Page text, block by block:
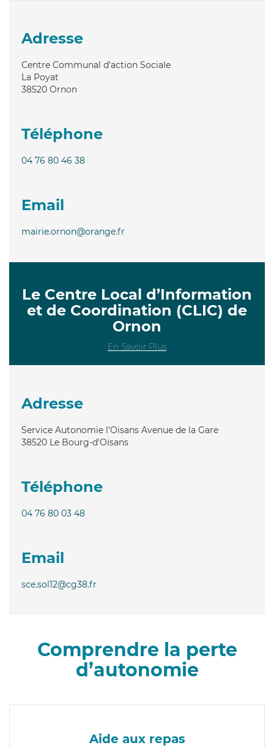
Adresse
Centre Communal d'action Sociale
La Poyat
38520 Ornon
Téléphone
04 76 80 46 38
Email
mairie.ornon@orange.fr
Le Centre Local d’Information
et de Coordination (CLIC) de
Ornon
En Savoir Plus
Adresse
Service Autonomie l'Oisans Avenue de la Gare
38520 Le Bourg-d'Oisans
Téléphone
04 76 80 03 48
Email
sce.sol12@cg38.fr
Comprendre la perte
d’autonomie
Aide aux repas